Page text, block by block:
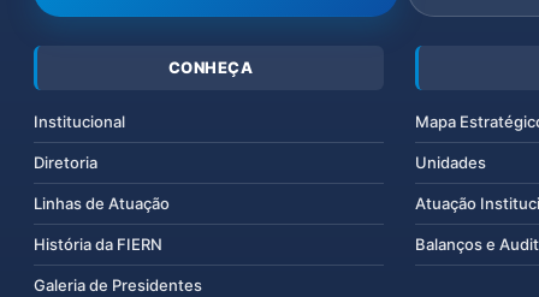
CONHEÇA
Institucional
Diretoria
Linhas de Atuação
História da FIERN
Galeria de Presidentes
Mapa
Unidades
Atuação
Balanços e